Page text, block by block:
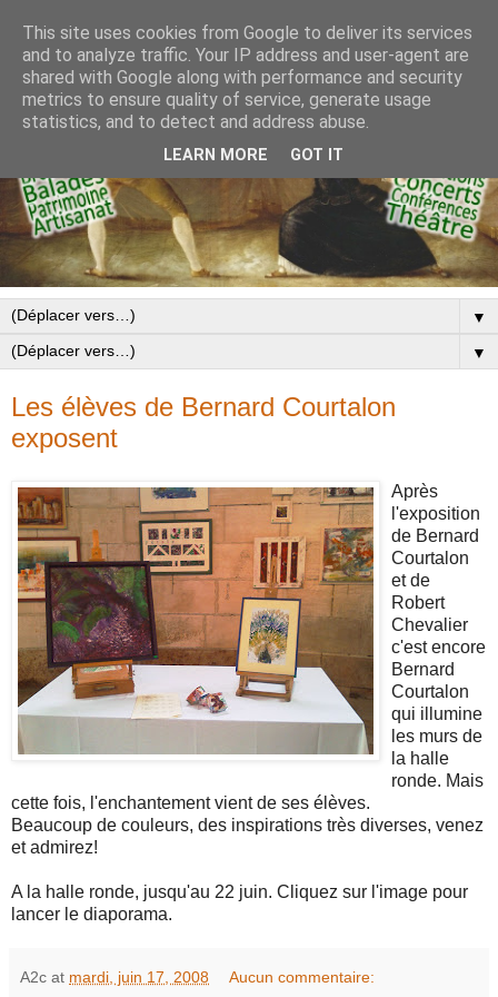
▼
▼
Les élèves de Bernard Courtalon
exposent
Après
l'exposition
de Bernard
Courtalon
et de
Robert
Chevalier
c'est encore
Bernard
Courtalon
qui illumine
les murs de
la halle
ronde. Mais
cette fois, l'enchantement vient de ses élèves.
Beaucoup de couleurs, des inspirations très diverses, venez
et admirez!
A la halle ronde, jusqu'au 22 juin. Cliquez sur l'image pour
lancer le diaporama.
A2c at mardi, juin 17, 2008 Aucun commentaire:
This site uses cookies from Google to deliver its services
and to analyze traffic. Your IP address and user-agent are
shared with Google along with performance and security
metrics to ensure quality of service, generate usage
statistics, and to detect and address abuse.
LEARN MORE GOT IT